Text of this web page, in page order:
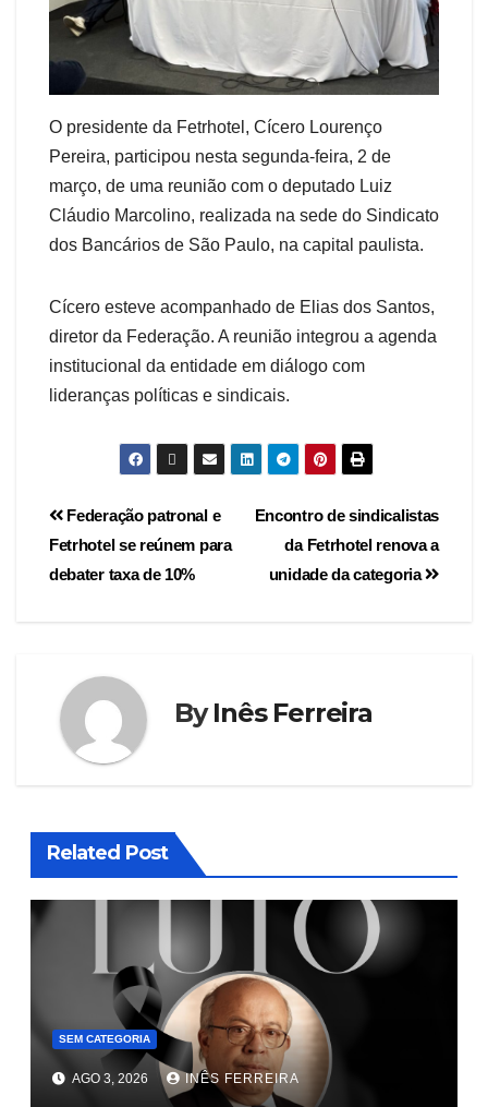
O presidente da Fetrhotel, Cícero Lourenço
Pereira, participou nesta segunda-feira, 2 de
março, de uma reunião com o deputado Luiz
Cláudio Marcolino, realizada na sede do Sindicato
dos Bancários de São Paulo, na capital paulista.
Cícero esteve acompanhado de Elias dos Santos,
diretor da Federação. A reunião integrou a agenda
institucional da entidade em diálogo com
lideranças políticas e sindicais.
Encontro de sindicalistas
da Fetrhotel renova a
unidade da categoria
Federação patronal e
Fetrhotel se reúnem para
debater taxa de 10%
ByInês Ferreira
Related Post
SEM CATEGORIA
AGO 3, 2026 INÊS FERREIRA